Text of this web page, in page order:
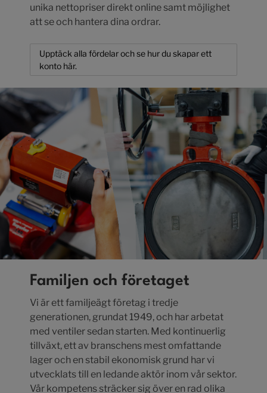
unika nettopriser direkt online samt möjlighet
att se och hantera dina ordrar.
Upptäck alla fördelar och se hur du skapar ett
konto här.
Familjen och företaget
Vi är ett familjeägt företag i tredje
generationen, grundat 1949, och har arbetat
med ventiler sedan starten. Med kontinuerlig
tillväxt, ett av branschens mest omfattande
lager och en stabil ekonomisk grund har vi
utvecklats till en ledande aktör inom vår sektor.
Vår kompetens sträcker sig över en rad olika